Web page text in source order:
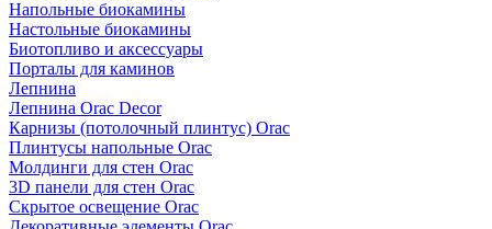
Напольные биокамины
Настольные биокамины
Биотопливо и аксессуары
Порталы для каминов
Лепнина
Лепнина Orac Decor
Карнизы (потолочный плинтус) Orac
Плинтусы напольные Orac
Молдинги для стен Orac
3D панели для стен Orac
Скрытое освещение Orac